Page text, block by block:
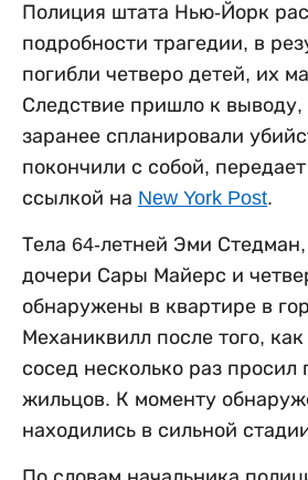
Полиция штата Нью-Йорк
подробности трагедии, в
погибли четверо детей, их
Следствие пришло к
заранее спланировали
покончили с собой, передает
ссылкой на New York Post.
Тела 64-летней Эми
дочери Сары Майерс и
обнаружены в квартире в
Механиквилл после того,
сосед несколько раз просил
жильцов. К моменту
находились в сильной